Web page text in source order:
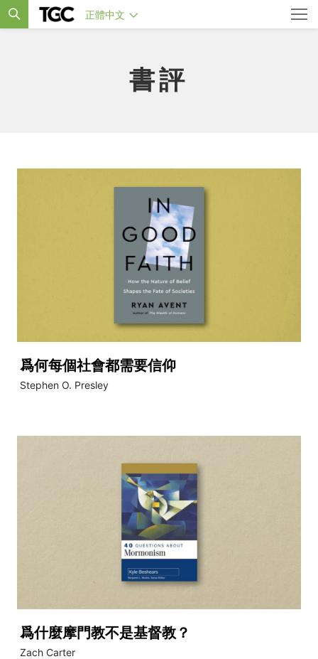
正體中文
書評
爲何每個社會都需要信仰
Stephen O. Presley
爲什麼摩門教不是基督教？
Zach Carter